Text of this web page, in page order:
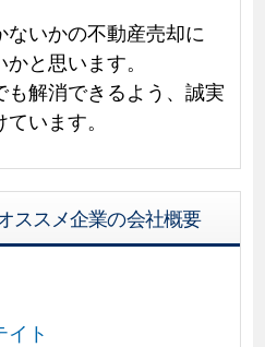
ないかの不動産売却に
と思います。
解消できるよう、誠実
います。
ススメ企業の会社概要
ト